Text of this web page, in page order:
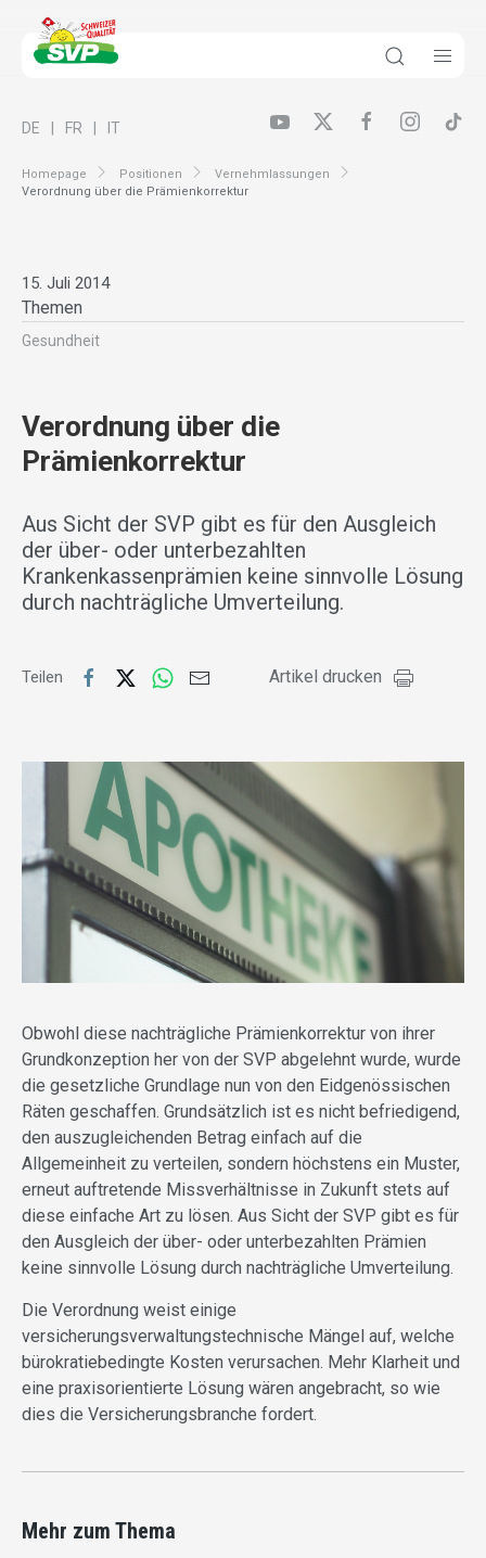
Homepage Positionen
Vernehmlassungen
Verordnung über die Prämienkorrektur
DE FR IT
15. Juli 2014
Themen
Gesundheit
Verordnung über die
Prämienkorrektur
Aus Sicht der SVP gibt es für den Ausgleich
der über- oder unterbezahlten
Krankenkassenprämien keine sinnvolle Lösung
durch nachträgliche Umverteilung.
Teilen Artikel drucken
Obwohl diese nachträgliche Prämienkorrektur von ihrer
Grundkonzeption her von der SVP abgelehnt wurde, wurde
die gesetzliche Grundlage nun von den Eidgenössischen
Räten geschaffen. Grundsätzlich ist es nicht befriedigend,
den auszugleichenden Betrag einfach auf die
Allgemeinheit zu verteilen, sondern höchstens ein Muster,
erneut auftretende Missverhältnisse in Zukunft stets auf
diese einfache Art zu lösen. Aus Sicht der SVP gibt es für
den Ausgleich der über- oder unterbezahlten Prämien
keine sinnvolle Lösung durch nachträgliche Umverteilung.
Die Verordnung weist einige
versicherungsverwaltungstechnische Mängel auf, welche
bürokratiebedingte Kosten verursachen. Mehr Klarheit und
eine praxisorientierte Lösung wären angebracht, so wie
dies die Versicherungsbranche fordert.
Mehr zum Thema